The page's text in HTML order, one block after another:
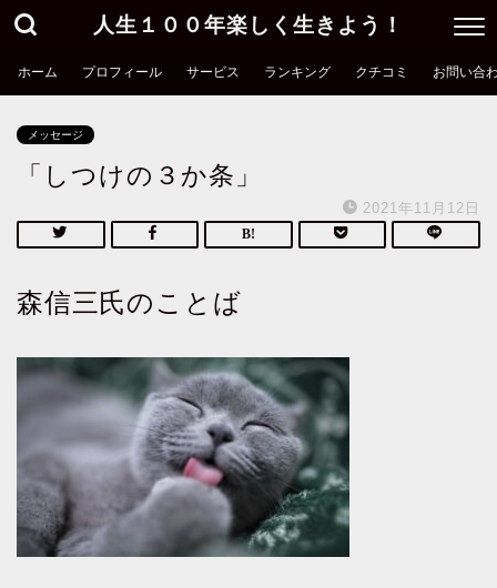
人生１００年楽しく生きよう！
ホーム プロフィール サービス ランキング クチコミ お問い合
メッセージ
「しつけの３か条」
2021年11月12日
森信三氏のことば